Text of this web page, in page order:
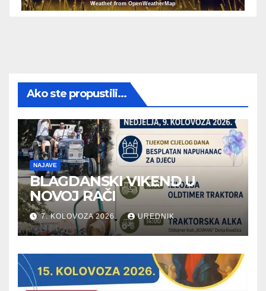
Weather from OpenWeatherMap
Ako ste propustili...
NAJAVE
BLAGDANSKI VIKEND U
NOVOJ RAČI
7. KOLOVOZA 2026. UREDNIK